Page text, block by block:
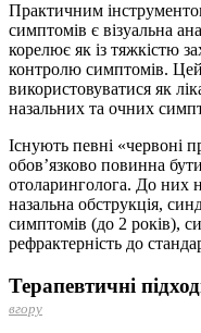
Практичним
симптомів є візуальна
корелює як із тяжкістю
контролю симптомів.
використовуватися як
назальних та очних
Існують певні «червоні
обов’язково повинна
отоларинголога. До них
назальна обструкція,
симптомів (до 2 років),
рефрактерність до
Терапевтичні
вгору